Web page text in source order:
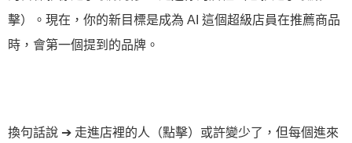
擊）。現在，你的新目標是成為 AI 這個超級店員在推薦商品
時，會第一個提到的品牌。
換句話說 ➔ 走進店裡的人（點擊）或許變少了，但每個進來